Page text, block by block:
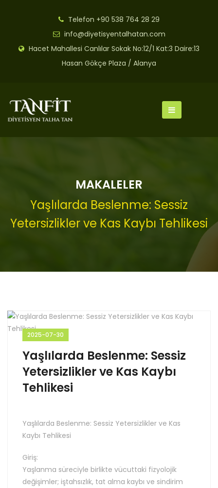
Telefon +90 538 764 28 29
info@diyetisyentalhatan.com
Hacet Mahallesi Canlılar Sokak No:12/1 Kat:3 Daire:13
Hasan Gökçe Plaza / Alanya
MAKALELER
Yaşlılarda Beslenme: Sessiz
Yetersizlikler ve Kas Kaybı Tehlikesi
2025-07-30
Yaşlılarda Beslenme: Sessiz
Yetersizlikler ve Kas Kaybı
Tehlikesi
Yaşlılarda Beslenme: Sessiz Yetersizlikler ve Kas
Kaybı Tehlikesi
Giriş:
Yaşlanma süreciyle birlikte vücuttaki fizyolojik
değişimler; iştahsızlık, tat alma kaybı ve sindirim